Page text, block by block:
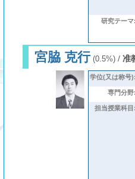
研究テーマ:
宮脇 克行(0.5%)/ 准
学位(又は称号):
専門分野:
担当授業科目: